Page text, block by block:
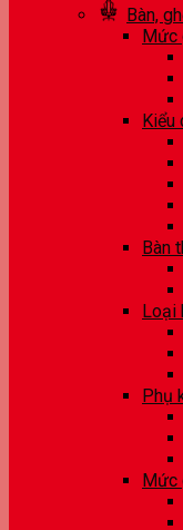
Bàn,
Mức
Kiểu
Bàn
Loại
Phụ
Mức